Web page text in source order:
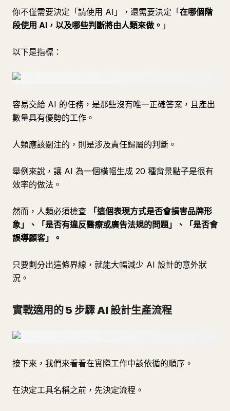
你不僅需要決定「請使用 AI」，還需要決定「在哪個階
段使用 AI，以及哪些判斷將由人類來做。 」
以下是指標：
容易交給 AI 的任務，是那些沒有唯一正確答案，且產出
數量具有優勢的工作。
人類應該關注的，則是涉及責任歸屬的判斷。
舉例來說，讓 AI 為一個橫幅生成 20 種背景點子是很有
效率的做法。
然而，人類必須檢查
「這個表現方式是否會損害品牌形
象」、「是否有違反醫療或廣告法規的問題」、「是否會
誤導顧客」。
只要劃分出這條界線，就能大幅減少 AI 設計的意外狀
況。
實戰適用的 5 步驟 AI 設計生產流程
接下來，我們來看看在實際工作中該依循的順序。
在決定工具名稱之前，先決定流程。